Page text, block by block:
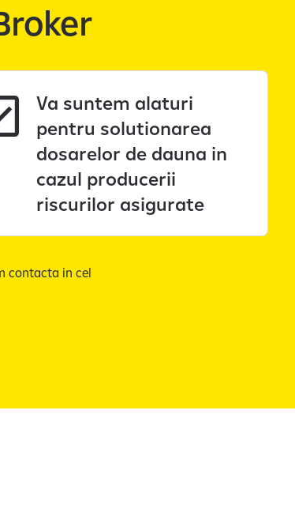
Va suntem alaturi
pentru solutionarea
dosarelor de dauna in
cazul producerii
riscurilor asigurate
contacta in cel